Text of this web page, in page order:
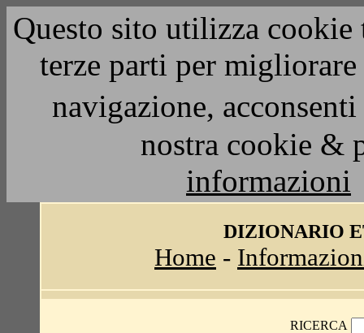
Questo sito utilizza
terze parti per
navigazione,
nostra cookie &
informazioni
DIZIONARIO
Home -
RICERCA